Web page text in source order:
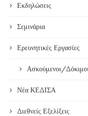
Εκδηλώσεις
Σεμινάρια
Ερευνητικές Εργασίες
Ασκούμενοι/
Νέα ΚΕΔΙΣΑ
Διεθνείς Εξελίξεις